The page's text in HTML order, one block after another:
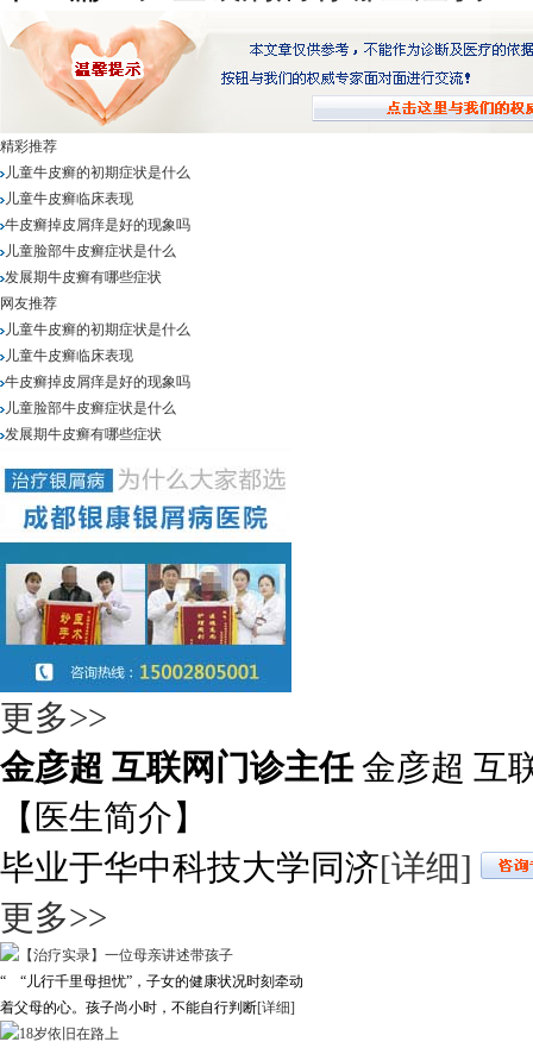
精彩推荐
儿童牛皮癣的初期症状是什么
儿童牛皮癣临床表现
牛皮癣掉皮屑痒是好的现象吗
儿童脸部牛皮癣症状是什么
发展期牛皮癣有哪些症状
网友推荐
儿童牛皮癣的初期症状是什么
儿童牛皮癣临床表现
牛皮癣掉皮屑痒是好的现象吗
儿童脸部牛皮癣症状是什么
发展期牛皮癣有哪些症状
更多>>
金彦超 互联网门诊主任金彦超 互
【医生简介】
毕业于华中科技大学同济[详细]
更多>>
“ “儿行千里母担忧”，子女的健康状况时刻牵动
着父母的心。孩子尚小时，不能自行判断[详细]